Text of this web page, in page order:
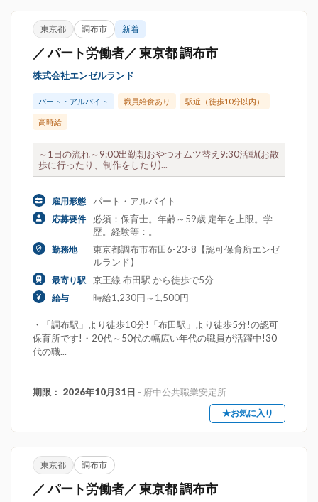
東京都 調布市 新着
／ パート労働者／ 東京都 調布市
株式会社エンゼルランド
パート・アルバイト 職員給食あり 駅近（徒歩10分以内）
高時給
～1日の流れ～9:00出勤朝おやつオムツ替え9:30活動(お散
歩に行ったり、制作をしたり)...
雇用形態 パート・アルバイト
応募要件
必須：保育士。年齢～59歳 定年を上限。学
歴。経験等：。
勤務地
東京都調布市布田6-23-8【認可保育所エンゼ
ルランド】
最寄り駅 京王線 布田駅 から徒歩で5分
給与 時給1,230円～1,500円
・「調布駅」より徒歩10分!「布田駅」より徒歩5分!の認可
保育所です!・20代～50代の幅広い年代の職員が活躍中!30
代の職...
期限： 2026年10月31日 - 府中公共職業安定所
★お気に入り
東京都 調布市
／ パート労働者／ 東京都 調布市